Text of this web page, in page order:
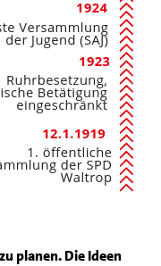
planen. Die Ideen